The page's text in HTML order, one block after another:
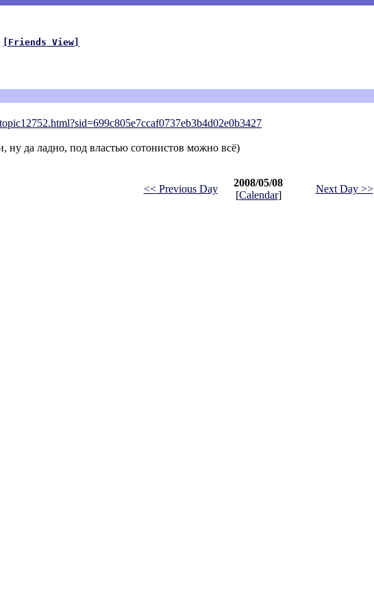
[Friends View]
2.html?sid=699c805e7ccaf0737eb3b4d02e0b3427
ну да ладно, под властью сотонистов можно всё)
<< Previous Day
2008/05/08
[Calendar]
Next Day >>